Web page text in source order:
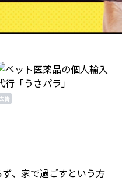
告
、家で過ごすという方